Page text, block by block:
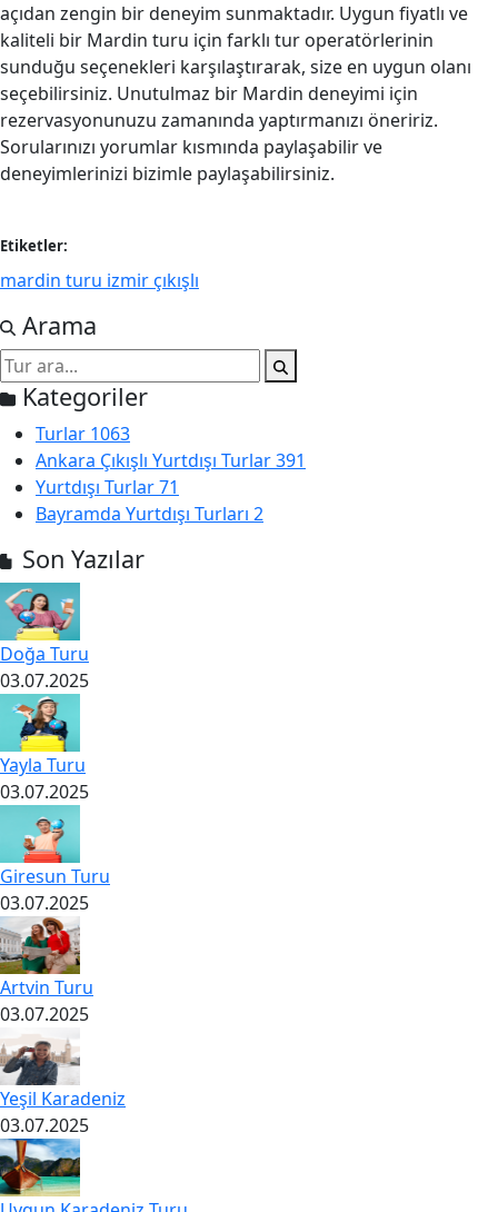
açıdan zengin bir deneyim sunmaktadır. Uygun fiyatlı ve
kaliteli bir Mardin turu için farklı tur operatörlerinin
sunduğu seçenekleri karşılaştırarak, size en uygun olanı
seçebilirsiniz. Unutulmaz bir Mardin deneyimi için
rezervasyonunuzu zamanında yaptırmanızı öneririz.
Sorularınızı yorumlar kısmında paylaşabilir ve
deneyimlerinizi bizimle paylaşabilirsiniz.
Etiketler:
mardin turu izmir çıkışlı
Arama
Kategoriler
Turlar 1063
Ankara Çıkışlı Yurtdışı Turlar391
Yurtdışı Turlar71
Bayramda Yurtdışı Turları 2
Son Yazılar
Doğa Turu
03.07.2025
Yayla Turu
03.07.2025
Giresun Turu
03.07.2025
Artvin Turu
03.07.2025
Yeşil Karadeniz
03.07.2025